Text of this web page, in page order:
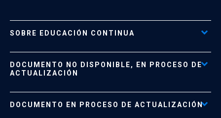
SOBRE EDUCACIÓN CONTINUA
Formas de Pago
Políticas de Retiro, Devolución e Información Importante
DOCUMENTO NO DISPONIBLE, EN PROCESO DE
ACTUALIZACIÓN
Documento No Disponible file_download
DOCUMENTO EN PROCESO DE ACTUALIZACIÓN